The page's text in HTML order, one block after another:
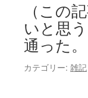
（この
いと思
通った
カテゴリー: 雑記